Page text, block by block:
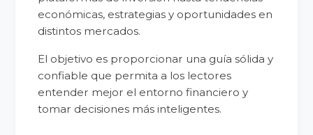
económicas, estrategias y oportunidades en
distintos mercados.
El objetivo es proporcionar una guía sólida y
confiable que permita a los lectores
entender mejor el entorno financiero y
tomar decisiones más inteligentes.